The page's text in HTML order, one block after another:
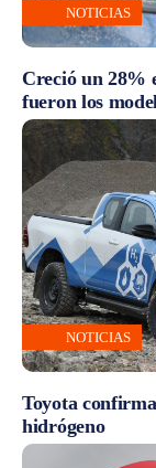
NOTICIAS
Creció un 28%
fueron los
NOTICIAS
Toyota
hidrógeno